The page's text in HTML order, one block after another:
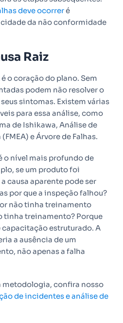
deve ocorreré
da não conformidade
Raiz
o coração do plano. Sem
podem não resolver o
sintomas. Existem várias
para essa análise, como
de Ishikawa, Análise de
e Árvore de Falhas.
o nível mais profundo de
se um produto foi
causa aparente pode ser
por que a inspeção falhou?
não tinha treinamento
tinha treinamento? Porque
capacitação estruturado. A
a ausência de um
não apenas a falha
metodologia, confira nosso
de incidentes e análise de